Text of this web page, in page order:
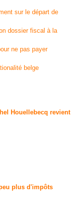
sur le départ de
dossier fiscal à la
ne pas payer
belge
Houellebecq revient
plus d'impôts